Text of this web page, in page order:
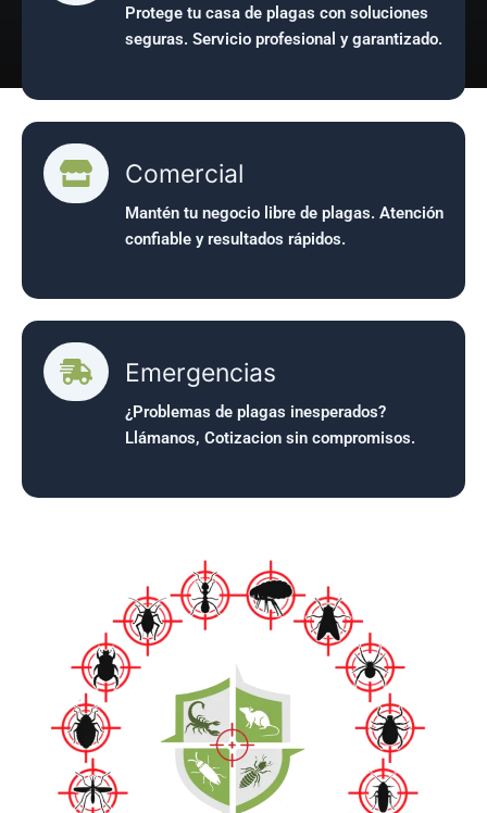
Protege tu casa de plagas con soluciones
seguras. Servicio profesional y garantizado.
Comercial
Mantén tu negocio libre de plagas. Atención
confiable y resultados rápidos.
Emergencias
¿Problemas de plagas inesperados?
Llámanos, Cotizacion sin compromisos.